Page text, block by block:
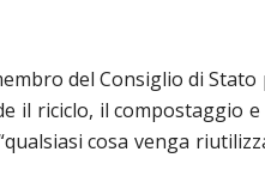
del Consiglio di
il riciclo, il compostaggio
cosa venga